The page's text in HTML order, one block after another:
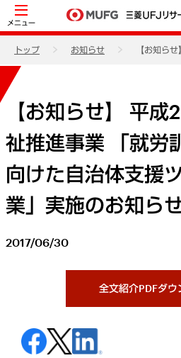
メニュー
トップ お知らせ 【お知ら
【お知らせ】 平
祉推進事業 「就労
向けた自治体支援
業」実施のお知ら
2017/06/30
全文紹介PDFダウ